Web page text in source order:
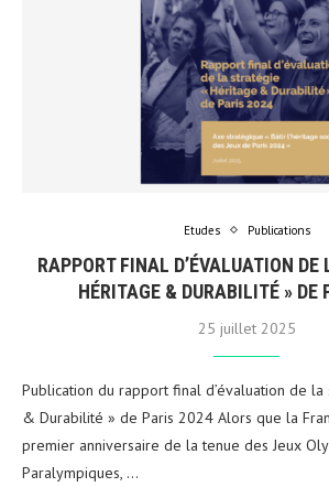
Etudes Publications
RAPPORT FINAL D’ÉVALUATION DE
HÉRITAGE & DURABILITÉ » DE
25 juillet 2025
Publication du rapport final d’évaluation de
& Durabilité » de Paris 2024 Alors que la
premier anniversaire de la tenue des Jeux
Paralympiques, …